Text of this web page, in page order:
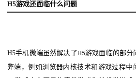
会
站
H5游戏还面临什么问题
H5手机微端虽然解决了H5游戏面临的部分
弊端，例如浏览器内核技术和游戏过程中